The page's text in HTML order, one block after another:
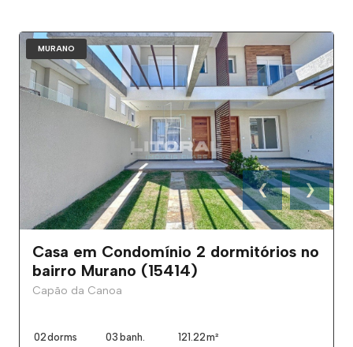
❮ ❯
MURANO
Casa em Condomínio 2 dormitórios no
bairro Murano (15414)
Capão da Canoa
02dorms 03 banh. 121.22m²